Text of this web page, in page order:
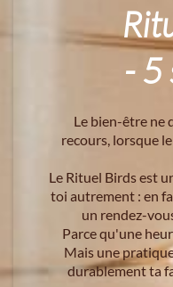
- 5
Le bien-être ne
recours, lorsque
Le Rituel Birds est
toi autrement : en
un rendez-
Parce qu'une
Mais une
durablement ta